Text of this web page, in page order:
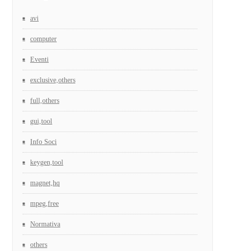
avi
computer
Eventi
exclusive,others
full,others
gui,tool
Info Soci
keygen,tool
magnet,hq
mpeg,free
Normativa
others